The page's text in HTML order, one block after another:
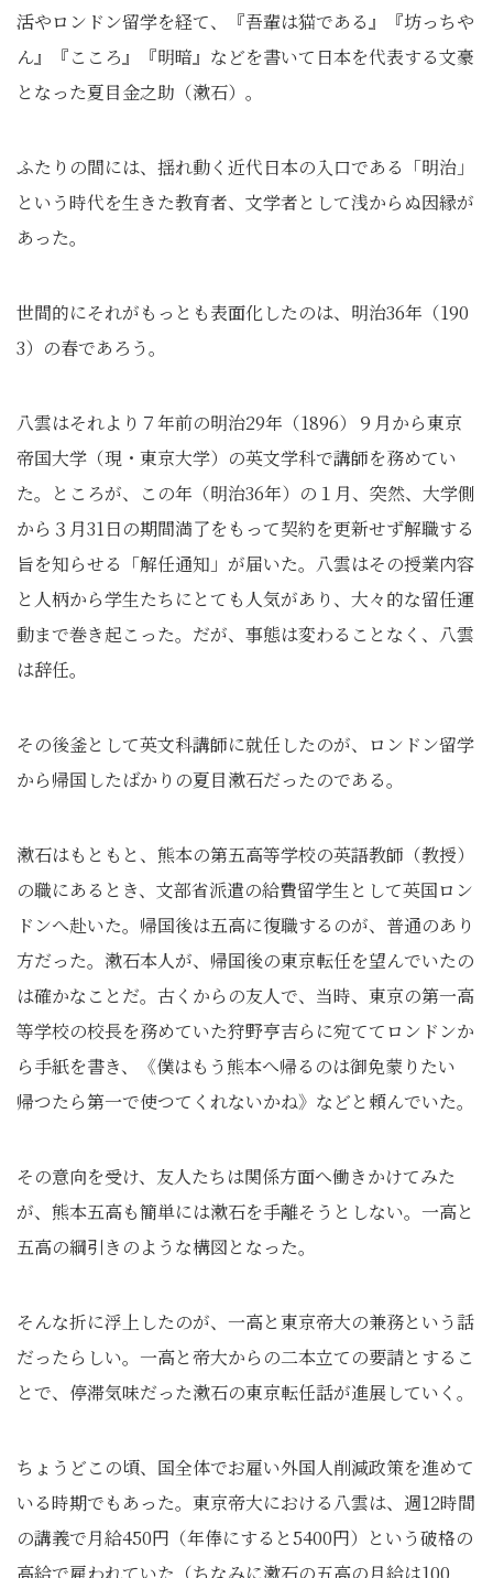
活やロンドン留学を経て、『吾輩は猫である』『坊っちや
ん』『こころ』『明暗』などを書いて日本を代表する文豪
となった夏目金之助（漱石）。
ふたりの間には、揺れ動く近代日本の入口である「明治」
という時代を生きた教育者、文学者として浅からぬ因縁が
あった。
世間的にそれがもっとも表面化したのは、明治36年（190
3）の春であろう。
八雲はそれより７年前の明治29年（1896）９月から東京
帝国大学（現・東京大学）の英文学科で講師を務めてい
た。ところが、この年（明治36年）の１月、突然、大学側
から３月31日の期間満了をもって契約を更新せず解職する
旨を知らせる「解任通知」が届いた。八雲はその授業内容
と人柄から学生たちにとても人気があり、大々的な留任運
動まで巻き起こった。だが、事態は変わることなく、八雲
は辞任。
その後釜として英文科講師に就任したのが、ロンドン留学
から帰国したばかりの夏目漱石だったのである。
漱石はもともと、熊本の第五高等学校の英語教師（教授）
の職にあるとき、文部省派遣の給費留学生として英国ロン
ドンへ赴いた。帰国後は五高に復職するのが、普通のあり
方だった。漱石本人が、帰国後の東京転任を望んでいたの
は確かなことだ。古くからの友人で、当時、東京の第一高
等学校の校長を務めていた狩野亨吉らに宛ててロンドンか
ら手紙を書き、《僕はもう熊本へ帰るのは御免蒙りたい
帰つたら第一で使つてくれないかね》などと頼んでいた。
その意向を受け、友人たちは関係方面へ働きかけてみた
が、熊本五高も簡単には漱石を手離そうとしない。一高と
五高の綱引きのような構図となった。
そんな折に浮上したのが、一高と東京帝大の兼務という話
だったらしい。一高と帝大からの二本立ての要請とするこ
とで、停滞気味だった漱石の東京転任話が進展していく。
ちょうどこの頃、国全体でお雇い外国人削減政策を進めて
いる時期でもあった。東京帝大における八雲は、週12時間
の講義で月給450円（年俸にすると5400円）という破格の